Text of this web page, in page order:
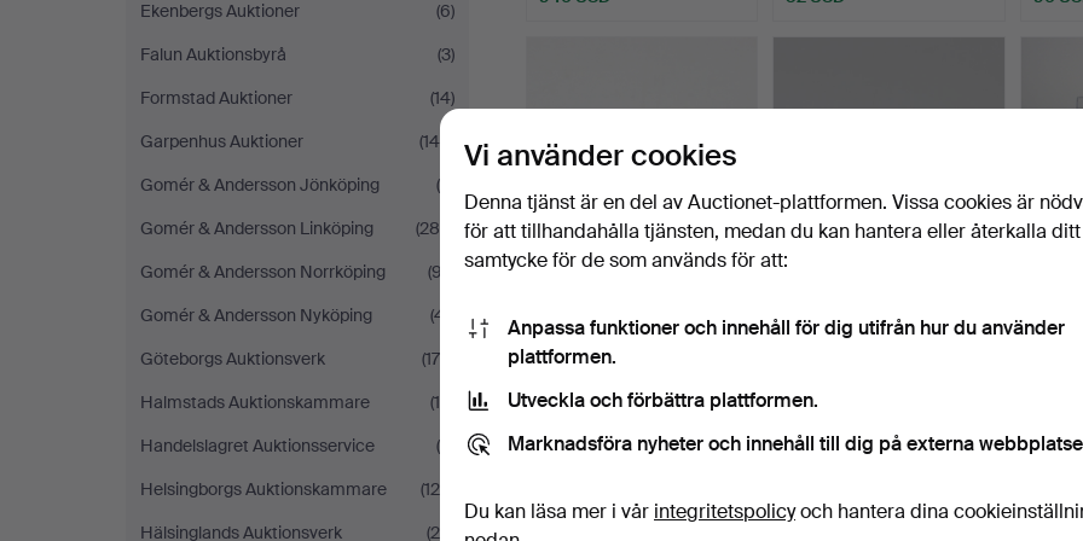
Ekenbergs Auktioner
(6)
Falun Auktionsbyrå
(3)
Formstad Auktioner
(14)
Garpenhus Auktioner
(148)
Gomér & Andersson Jönköping
(6)
Gomér & Andersson Linköping
(289)
Gomér & Andersson Norrköping
(97)
Gomér & Andersson Nyköping
(41)
Göteborgs Auktionsverk
(176)
Halmstads Auktionskammare
(10)
Handelslagret Auktionsservice
(9)
Helsingborgs Auktionskammare
(126)
Hälsinglands Auktionsverk
(25)
BROSCH och DOSA med
karn…
Klubbades 5 dec 2024
1 bud
32 USD
par, vit- och gulmetal…
Klubbades 29 nov 2024
32 USD
och
Vi använder cookies
Denna tjänst är en del av Auctionet-plattformen. Vissa cookies är
för att tillhandahålla tjänsten, medan du kan hantera eller återkalla ditt
samtycke för de som används för att:
Anpassa funktioner och innehåll för dig utifrån hur du använder
plattformen.
Utveckla och förbättra plattformen.
Marknadsföra nyheter och innehåll till dig på externa
Du kan läsa mer i vår integritetspolicyoch hantera dina